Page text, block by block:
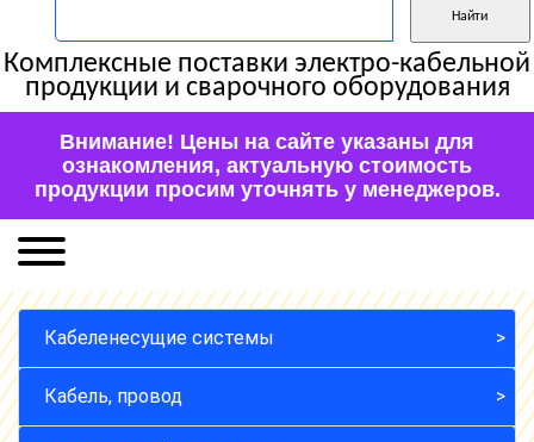
Комплексные поставки электро-кабельной
продукции и сварочного оборудования
Внимание! Цены на сайте указаны для
ознакомления, актуальную стоимость
продукции просим уточнять у менеджеров.
Кабеленесущие системы
Кабель, провод